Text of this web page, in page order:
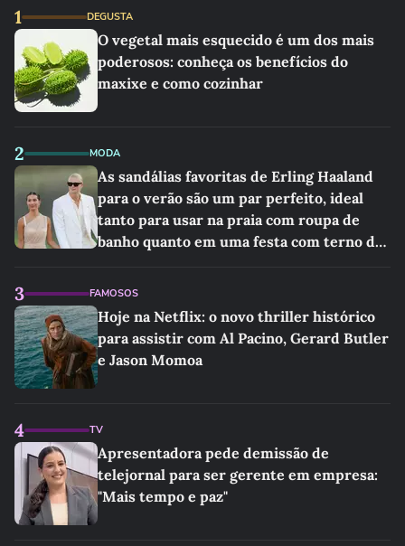
1 DEGUSTA
O vegetal mais esquecido é um dos mais
poderosos: conheça os benefícios do
maxixe e como cozinhar
2 MODA
As sandálias favoritas de Erling Haaland
para o verão são um par perfeito, ideal
tanto para usar na praia com roupa de
banho quanto em uma festa com terno de
3 FAMOSOS
Hoje na Netflix: o novo thriller histórico
para assistir com Al Pacino, Gerard Butler
e Jason Momoa
4 TV
Apresentadora pede demissão de
telejornal para ser gerente em empresa:
"Mais tempo e paz"